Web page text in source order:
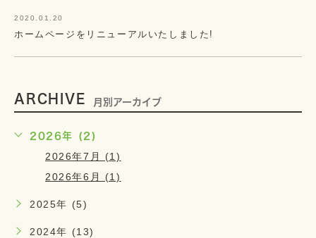
2020.01.20
ホームページをリニューアルいたしました!
ARCHIVE 月別アーカイブ
2026年 (2)
2026年7月 (1)
2026年6月 (1)
2025年 (5)
2024年 (13)